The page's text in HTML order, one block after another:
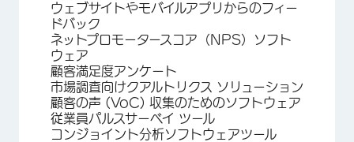
ウェブサイトやモバイルアプリからのフィー
ドバック
ネットプロモータースコア（NPS）ソフト
ウェア
顧客満足度アンケート
市場調査向けクアルトリクス ソリューション
顧客の声 (VoC) 収集のためのソフトウェア
従業員パルスサーベイ ツール
コンジョイント分析ソフトウェアツール